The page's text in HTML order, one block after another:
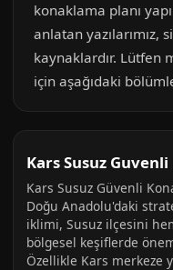
konaklama planı
anlatan yazılarımız,
kaynaklardır. Lütfen
için aşağıdaki
Kars Susuz
Kars Susuz Güvenli
Doğu Anadolu'daki
iklimi, Susuz ilçesini
bölgesel keşiflerde
Özellikle Kars merkeze